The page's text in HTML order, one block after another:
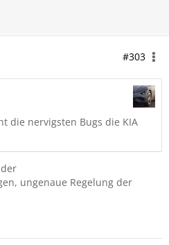
#303
die nervigsten Bugs die KIA
ungenaue Regelung der